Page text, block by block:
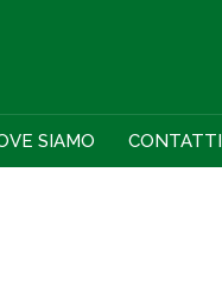
SIAMO CONTATTI